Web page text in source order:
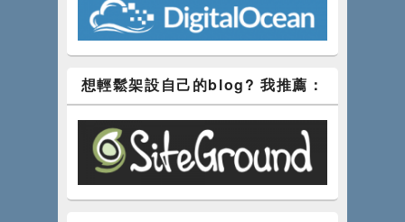
想輕鬆架設自己的blog? 我推薦：